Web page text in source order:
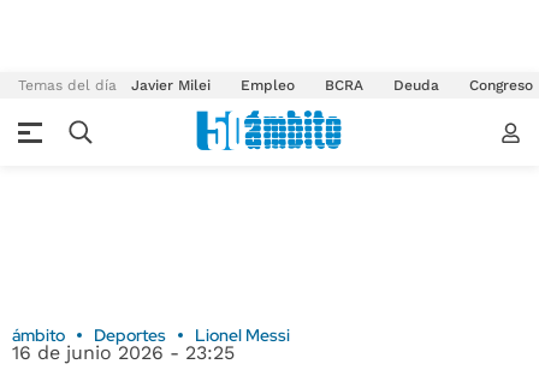
Temas del día Javier Milei Empleo BCRA Deuda Congreso
ámbito Deportes Lionel Messi
16 de junio 2026 - 23:25